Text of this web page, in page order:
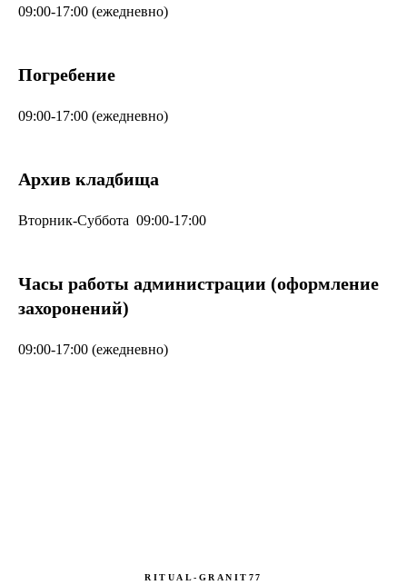
09:00-17:00 (ежедневно)
Погребение
09:00-17:00 (ежедневно)
Архив кладбища
Вторник-Суббота 09:00-17:00
Часы работы администрации (оформление
захоронений)
09:00-17:00 (ежедневно)
RITUAL-GRANIT77